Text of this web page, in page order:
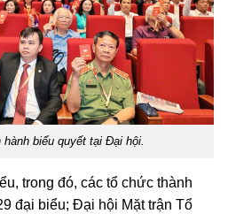
biểu quyết tại Đại hội.
trong đó, các tổ chức thành
đại biểu; Đại hội Mặt trận Tổ